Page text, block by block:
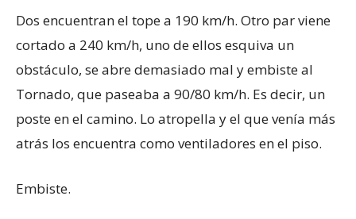
Dos encuentran el tope a 190 km/h. Otro par viene
cortado a 240 km/h, uno de ellos esquiva un
obstáculo, se abre demasiado mal y embiste al
Tornado, que paseaba a 90/80 km/h. Es decir, un
poste en el camino. Lo atropella y el que venía más
atrás los encuentra como ventiladores en el piso.
Embiste.